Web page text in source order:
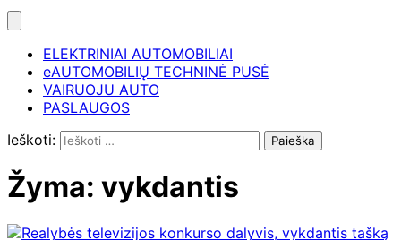
ELEKTRINIAI AUTOMOBILIAI
eAUTOMOBILIŲ TECHNINĖ PUSĖ
VAIRUOJU AUTO
PASLAUGOS
Ieškoti:
Žyma: vykdantis